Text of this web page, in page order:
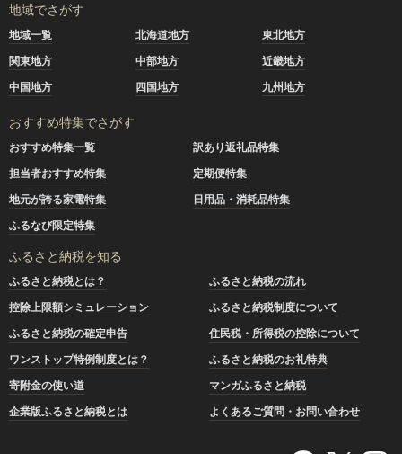
地域でさがす
地域一覧 北海道地方
東北地方
関東地方
中部地方
近畿地方
中国地方
四国地方 九州地方
おすすめ特集でさがす
おすすめ特集一覧
訳あり返礼品特集
担当者おすすめ特集
定期便特集
地元が誇る家電特集
日用品・消耗品特集
ふるなび限定特集
ふるさと納税を知る
ふるさと納税とは？
ふるさと納税の流れ
控除上限額シミュレーション
ふるさと納税制度について
ふるさと納税の確定申告
住民税・所得税の控除について
ワンストップ特例制度とは？
ふるさと納税のお礼特典
寄附金の使い道
マンガふるさと納税
企業版ふるさと納税とは
よくあるご質問・お問い合わせ